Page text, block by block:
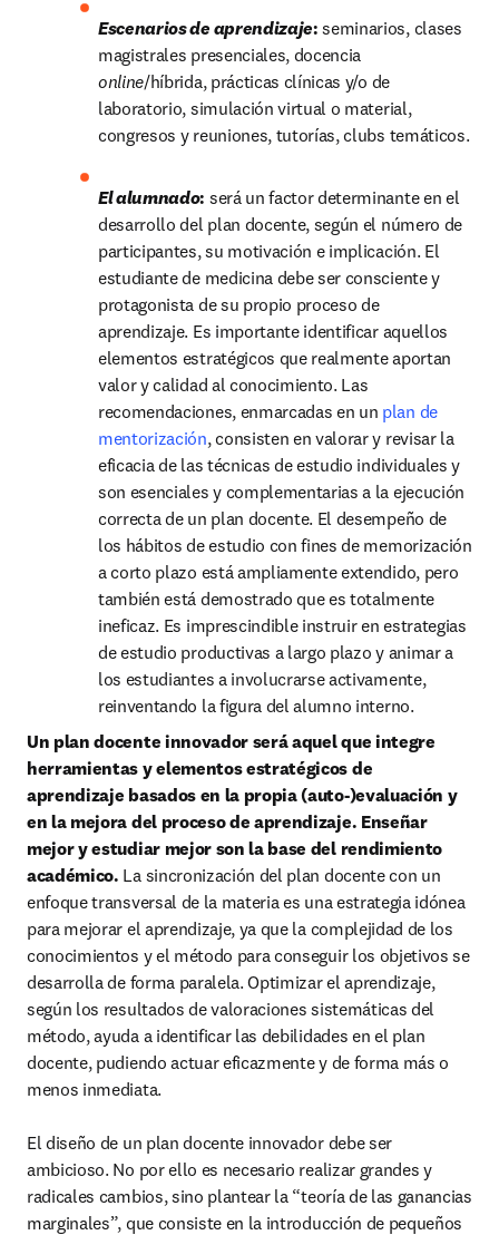
Escenarios de aprendizaje: seminarios, clases
online/híbrida, prácticas clínicas y/o de
laboratorio, simulación virtual o material,
congresos y reuniones, tutorías, clubs temáticos.
El alumnado: será un factor determinante en el
desarrollo del plan docente, según el número de
participantes, su motivación e implicación. El
estudiante de medicina debe ser consciente y
protagonista de su propio proceso de
aprendizaje. Es importante identificar aquellos
elementos estratégicos que realmente aportan
valor y calidad al conocimiento. Las
recomendaciones, enmarcadas en un plan de
mentorización, consisten en valorar y revisar la
eficacia de las técnicas de estudio individuales y
son esenciales y complementarias a la ejecución
correcta de un plan docente. El desempeño de
los hábitos de estudio con fines de memorización
a corto plazo está ampliamente extendido, pero
también está demostrado que es totalmente
ineficaz. Es imprescindible instruir en estrategias
de estudio productivas a largo plazo y animar a
los estudiantes a involucrarse activamente,
reinventando la figura del alumno interno.
Un plan docente innovador será aquel que integre
herramientas y elementos estratégicos de
aprendizaje basados en la propia (auto-)evaluación y
en la mejora del proceso de aprendizaje. Enseñar
mejor y estudiar mejor son la base del rendimiento
académico. La sincronización del plan docente con un
enfoque transversal de la materia es una estrategia idónea
para mejorar el aprendizaje, ya que la complejidad de los
conocimientos y el método para conseguir los objetivos se
desarrolla de forma paralela. Optimizar el aprendizaje,
según los resultados de valoraciones sistemáticas del
método, ayuda a identificar las debilidades en el plan
docente, pudiendo actuar eficazmente y de forma más o
menos inmediata.
El diseño de un plan docente innovador debe ser
ambicioso. No por ello es necesario realizar grandes y
radicales cambios, sino plantear la “teoría de las ganancias
marginales”, que consiste en la introducción de pequeños